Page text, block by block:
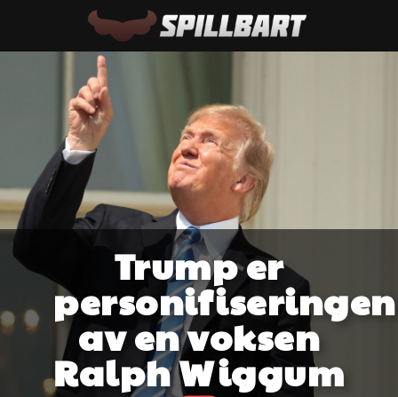
Trump er
personifiseringen
av en voksen
Ralph Wiggum